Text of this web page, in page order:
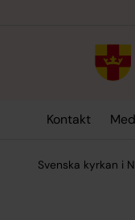
Kontakt
Svenska kyrkan i